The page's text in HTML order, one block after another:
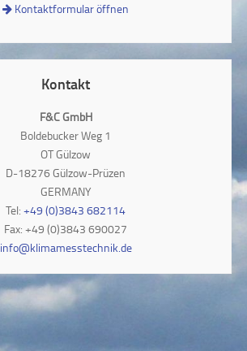
Kontaktformular öffnen
Kontakt
F&C GmbH
Boldebucker Weg 1
OT Gülzow
D-18276 Gülzow-Prüzen
GERMANY
Tel: +49 (0)3843 682114
Fax: +49 (0)3843 690027
info@klimamesstechnik.de